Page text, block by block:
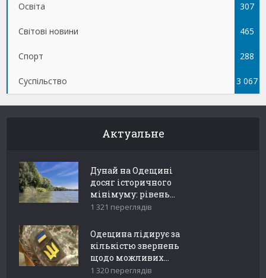
Освіта 307
Світові новини 465
Спорт 288
Суспільство 3 067
Актуальне
Дунай на Одещині
досяг історичного
мінімуму: рівень...
1 321 переглядів
Одещина лідирує за
кількістю звернень
щодо можливих...
1 320 переглядів